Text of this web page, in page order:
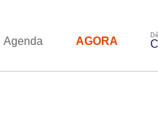
Agenda AGORA